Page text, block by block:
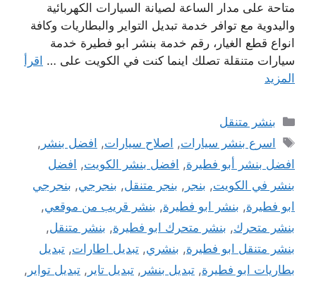
متاحة على مدار الساعة لصيانة السيارات الكهربائية
واليدوية مع توافر خدمة تبديل التواير والبطاريات وكافة
انواع قطع الغيار، رقم خدمة بنشر ابو فطيرة خدمة
سيارات متنقلة تصلك اينما كنت في الكويت على … اقرأ
المزيد
التصنيفات
بنشر متنقل
الوسوم
اسرع بنشر سيارات, اصلاح سيارات, افضل بنشر ,
افضل بنشر أبو فطيرة, افضل بنشر الكويت, افضل
بنشر في الكويت, بنجر , بنجر متنقل, بنجرجي, بنجرجي
ابو فطيرة, بنشر ابو فطيرة, بنشر قريب من موقعي,
بنشر متحرك, بنشر متحرك ابو فطيرة, بنشر متنقل,
بنشر متنقل ابو فطيرة, بنشري, تبديل اطارات, تبديل
بطاريات ابو فطيرة, تبديل بنشر , تبديل تاير , تبديل تواير ,